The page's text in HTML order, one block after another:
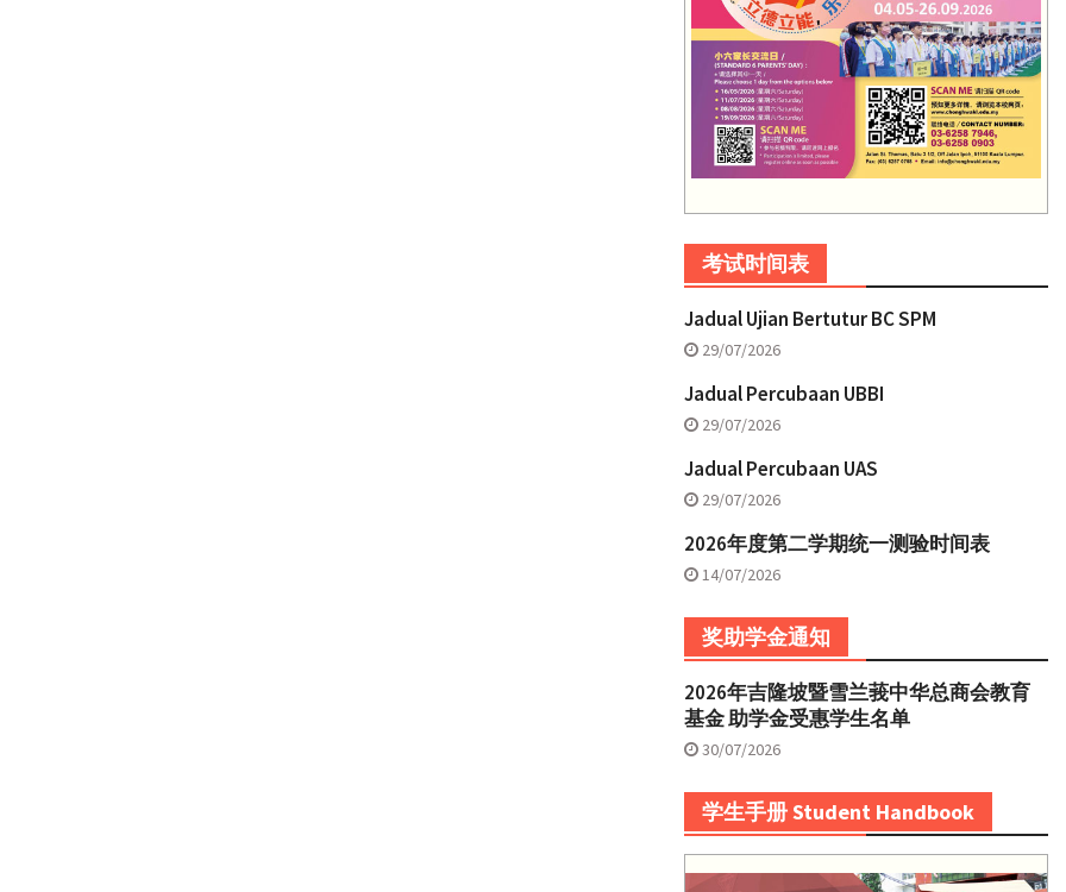
考试时间表
Jadual Ujian Bertutur BC SPM
29/07/2026
Jadual Percubaan UBBI
29/07/2026
Jadual Percubaan UAS
29/07/2026
2026年度第二学期统一测验时间表
14/07/2026
奖助学金通知
2026年吉隆坡暨雪兰莪中华总商会教育
基金 助学金受惠学生名单
30/07/2026
学生手册 Student Handbook